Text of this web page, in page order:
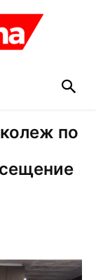
по